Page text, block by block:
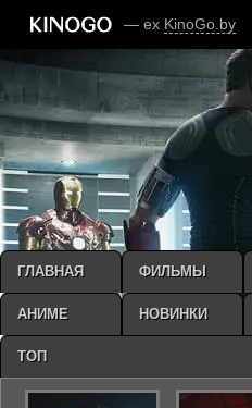
— ex KinoGo.by
ГЛАВНАЯ ФИЛЬМЫ
АНИМЕ НОВИНКИ
ТОП